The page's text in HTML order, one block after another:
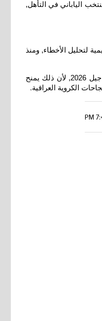
الياباني في التأهل,
تعليمية لتحليل الأخطاء, ومنذ
أكيد هذه مبادرة جميلة وكنت أتمنى أن تأتي في وقت مبكر, لكن من الرائع أن يقوم الدكتورعقيل مفتن رئيس اللجنة الأولمبية العراقية, بجمع جيلي 1986 و1994 مع فرحة تأهل جيل 2026, لأن ذلك يمنح
الكروية العراقية.